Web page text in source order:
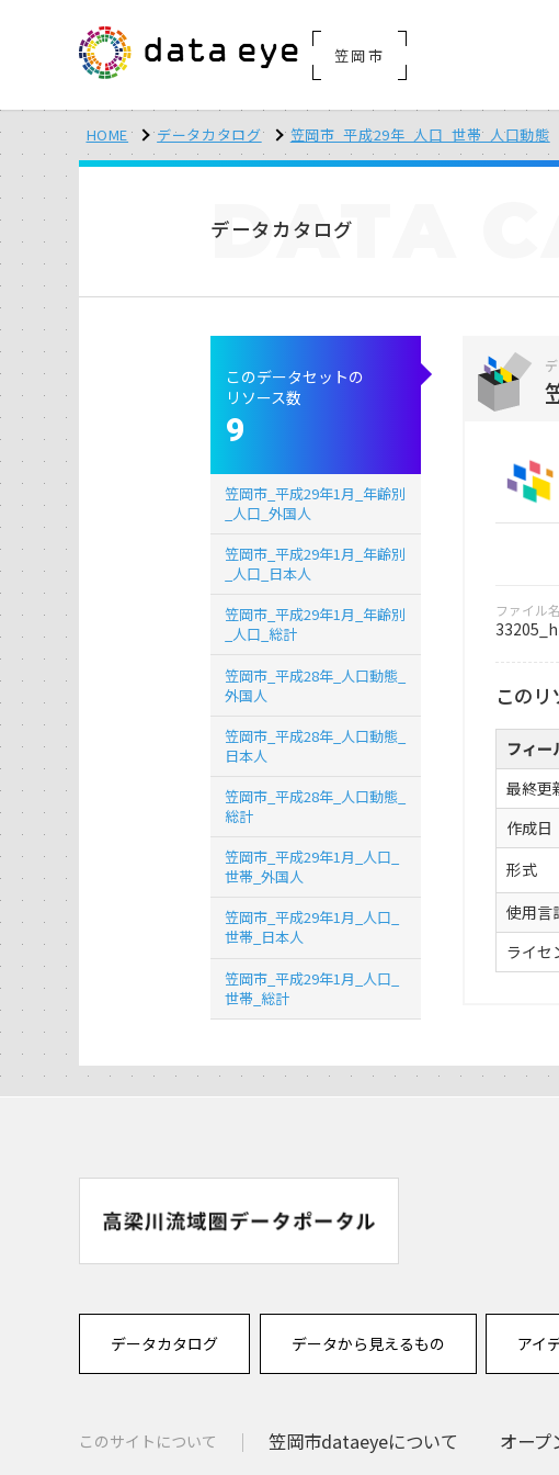
笠岡市
HOME データカタログ 笠岡市_平成29年_人口_世帯_人口動態
データカタログ
DATA
ファイル名
このリ
フィー
最終更
作成日
形式
使用言
ライセ
このデータセットの
リソース数
9
笠岡市_平成29年1月_年齢別
_人口_外国人
笠岡市_平成29年1月_年齢別
_人口_日本人
笠岡市_平成29年1月_年齢別
_人口_総計
笠岡市_平成28年_人口動態_
外国人
笠岡市_平成28年_人口動態_
日本人
笠岡市_平成28年_人口動態_
総計
笠岡市_平成29年1月_人口_
世帯_外国人
笠岡市_平成29年1月_人口_
世帯_日本人
笠岡市_平成29年1月_人口_
世帯_総計
データカタログ データから見えるもの アイ
このサイトについて 笠岡市dataeyeについて オープ